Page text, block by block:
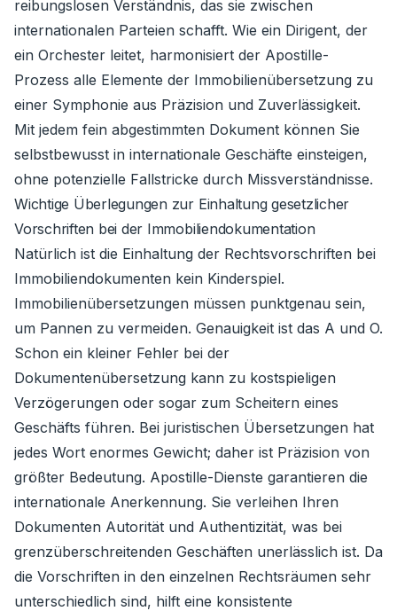
reibungslosen Verständnis, das sie zwischen
internationalen Parteien schafft. Wie ein Dirigent, der
ein Orchester leitet, harmonisiert der Apostille-
Prozess alle Elemente der Immobilienübersetzung zu
einer Symphonie aus Präzision und Zuverlässigkeit.
Mit jedem fein abgestimmten Dokument können Sie
selbstbewusst in internationale Geschäfte einsteigen,
ohne potenzielle Fallstricke durch Missverständnisse.
Wichtige Überlegungen zur Einhaltung gesetzlicher
Vorschriften bei der Immobiliendokumentation
Natürlich ist die Einhaltung der Rechtsvorschriften bei
Immobiliendokumenten kein Kinderspiel.
Immobilienübersetzungen müssen punktgenau sein,
um Pannen zu vermeiden. Genauigkeit ist das A und O.
Schon ein kleiner Fehler bei der
Dokumentenübersetzung kann zu kostspieligen
Verzögerungen oder sogar zum Scheitern eines
Geschäfts führen. Bei juristischen Übersetzungen hat
jedes Wort enormes Gewicht; daher ist Präzision von
größter Bedeutung. Apostille-Dienste garantieren die
internationale Anerkennung. Sie verleihen Ihren
Dokumenten Autorität und Authentizität, was bei
grenzüberschreitenden Geschäften unerlässlich ist. Da
die Vorschriften in den einzelnen Rechtsräumen sehr
unterschiedlich sind, hilft eine konsistente